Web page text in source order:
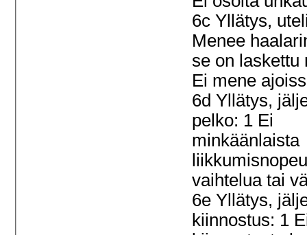
6c Yllätys,
Menee
se on laskettu
Ei mene
6d Yllätys,
pelko: 1 Ei
minkäänlaista
vaihtelua tai
6e Yllätys,
kiinnostus: 1